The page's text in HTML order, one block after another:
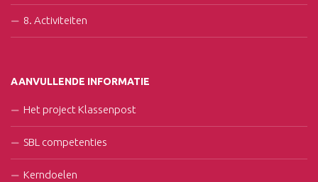
8. Activiteiten
AANVULLENDE INFORMATIE
Het project Klassenpost
SBL competenties
Kerndoelen